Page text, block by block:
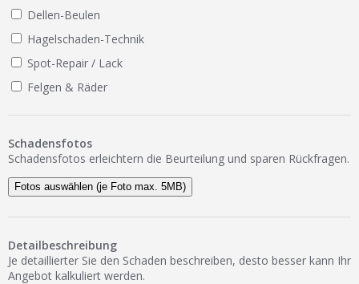
Dellen-Beulen
Hagelschaden-Technik
Spot-Repair / Lack
Felgen & Räder
Schadensfotos
Schadensfotos erleichtern die Beurteilung und sparen Rückfragen.
Fotos auswählen (je Foto max. 5MB)
Detailbeschreibung
Je detaillierter Sie den Schaden beschreiben, desto besser kann Ihr
Angebot kalkuliert werden.